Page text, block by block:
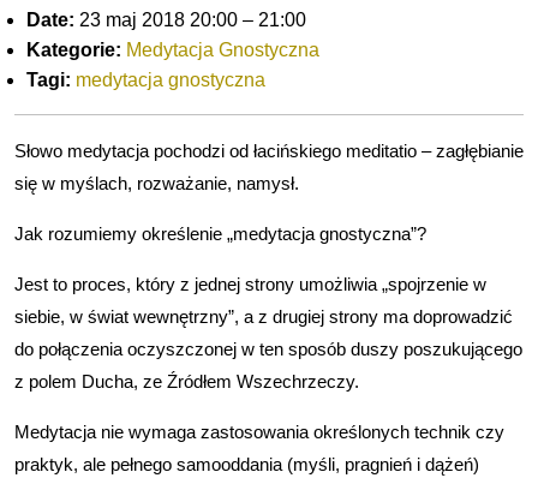
Date: 23 maj 2018 20:00 – 21:00
Kategorie: Medytacja Gnostyczna
Tagi: medytacja gnostyczna
Słowo medytacja pochodzi od łacińskiego meditatio – zagłębianie
się w myślach, rozważanie, namysł.
Jak rozumiemy określenie „medytacja gnostyczna”?
Jest to proces, który z jednej strony umożliwia „spojrzenie w
siebie, w świat wewnętrzny”, a z drugiej strony ma doprowadzić
do połączenia oczyszczonej w ten sposób duszy poszukującego
z polem Ducha, ze Źródłem Wszechrzeczy.
Medytacja nie wymaga zastosowania określonych technik czy
praktyk, ale pełnego samooddania (myśli, pragnień i dążeń)